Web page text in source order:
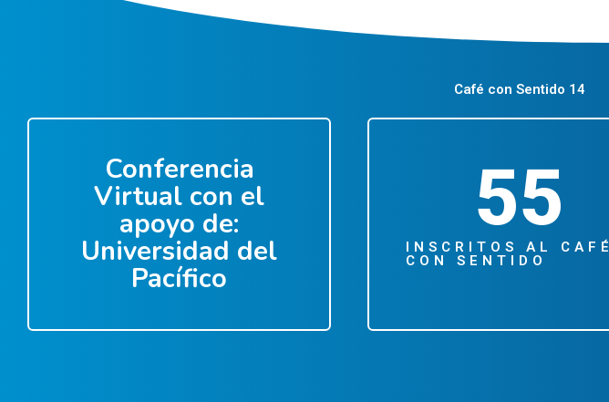
Café con Sentido 14
Conferencia
Virtual con el
apoyo de:
Universidad del
Pacífico
INSCRITOS AL CAFÉ
CON SENTIDO
55